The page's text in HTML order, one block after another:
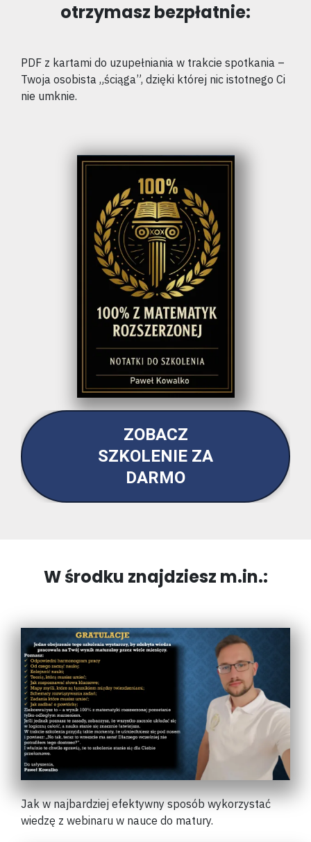
otrzymasz bezpłatnie:
PDF z kartami do uzupełniania w trakcie spotkania –
Twoja osobista „ściąga”, dzięki której nic istotnego Ci
nie umknie.
ZOBACZ
SZKOLENIE ZA
DARMO
W środku znajdziesz m.in.:
Jak w najbardziej efektywny sposób wykorzystać
wiedzę z webinaru w nauce do matury.